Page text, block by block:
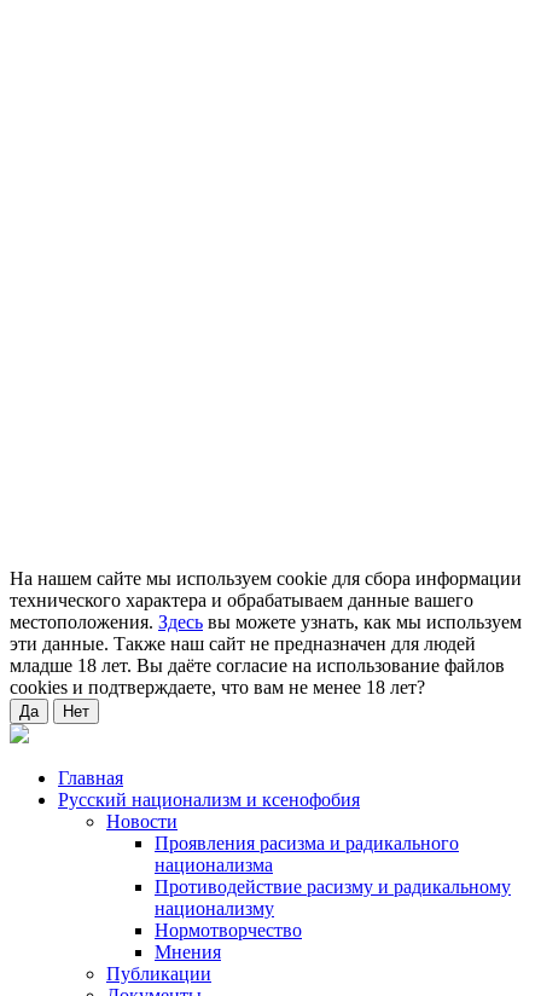
На нашем сайте мы используем cookie для сбора информации
технического характера и обрабатываем данные вашего
местоположения. Здесь вы можете узнать, как мы используем
эти данные. Также наш сайт не предназначен для людей
младше 18 лет. Вы даёте согласие на использование файлов
cookies и подтверждаете, что вам не менее 18 лет?
Да Нет
Главная
Русский национализм и ксенофобия
Новости
Проявления расизма и радикального
национализма
Противодействие расизму и радикальному
национализму
Нормотворчество
Мнения
Публикации